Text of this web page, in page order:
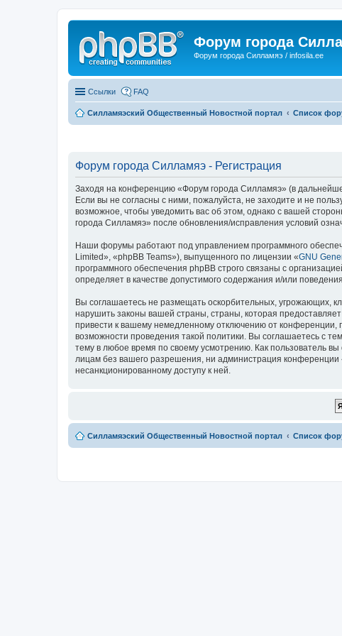
Форум города
Форум города Силламяэ / infosila.ee
Ссылки FAQ
Силламяэский Общественный Новостной портал Список
Форум города Силламяэ - Регистрация
Заходя на конференцию «Форум города Силламяэ» (в
Если вы не согласны с ними, пожалуйста, не заходите и не
возможное, чтобы уведомить вас об этом, однако с вашей
города Силламяэ» после обновления/исправления условий
Наши форумы работают под управлением программного
Limited», «phpBB Teams»), выпущенного по лицензии «GNU
программного обеспечения phpBB строго связаны с
определяет в качестве допустимого содержания и/или
Вы соглашаетесь не размещать оскорбительных, угрожающих,
нарушить законы вашей страны, страны, которая
привести к вашему немедленному отключению от конференции,
возможности проведения такой политики. Вы соглашаетесь с
тему в любое время по своему усмотрению. Как пользователь
лицам без вашего разрешения, ни администрация конференции
несанкционированному доступу к ней.
Силламяэский Общественный Новостной портал Список